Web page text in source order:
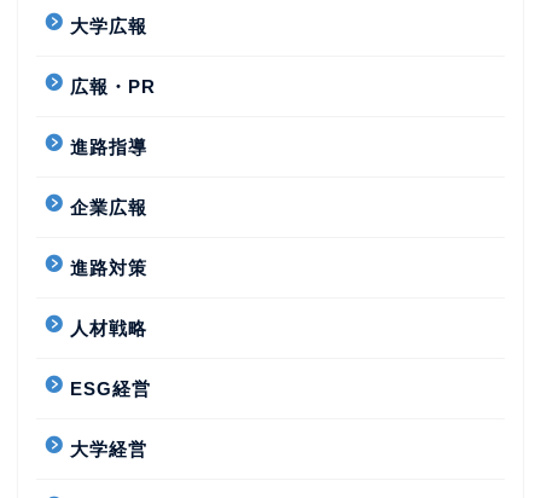
大学広報
広報・PR
進路指導
企業広報
進路対策
人材戦略
ESG経営
大学経営